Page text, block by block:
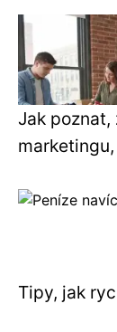
Jak
Tipy, jak